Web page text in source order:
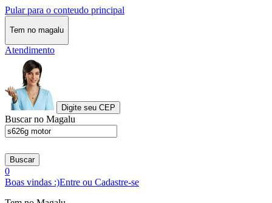
Pular para o conteudo principal
Tem no magalu
Atendimento
Digite seu CEP
Buscar no Magalu
Buscar
0
Boas vindas :)Entre ou Cadastre-se